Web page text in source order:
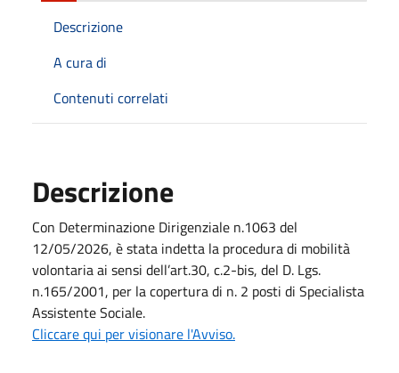
Descrizione
A cura di
Contenuti correlati
Descrizione
Con Determinazione Dirigenziale n.1063 del
12/05/2026, è stata indetta la procedura di mobilità
volontaria ai sensi dell’art.30, c.2-bis, del D. Lgs.
n.165/2001, per la copertura di n. 2 posti di Specialista
Assistente Sociale.
Cliccare qui per visionare l'Avviso.